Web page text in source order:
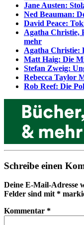
Jane Austen:
Ned Beauman:
David Peace:
Agatha Christie,
mehr
Agatha Christie:
Matt Haig: Die
Stefan Zweig:
Rebecca Taylor
Rob Reef: Die
Schreibe einen
Deine E-Mail-Adresse
Felder sind mit*
Kommentar *